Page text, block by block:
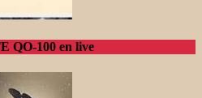
QO-100 en live